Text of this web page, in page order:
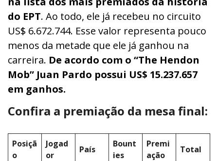
do EPT. Ao todo, ele já recebeu no circuito
US$ 6.672.744. Esse valor representa pouco
menos da metade que ele já ganhou na
carreira. De acordo com o “The Hendon
Mob” Juan Pardo possui US$ 15.237.657
em ganhos.
Confira a premiação da mesa final:
Posiçã
o
Jogad
or
País
Bount
ies
Premi
ação
Total